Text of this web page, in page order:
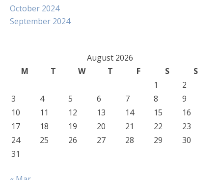
October 2024
September 2024
August 2026
M
T W T F S
S
1
2
3
4 5 6 7 8
9
10
11 12 13 14 15
16
17
18 19 20 21 22
23
24
25 26 27 28 29
30
31